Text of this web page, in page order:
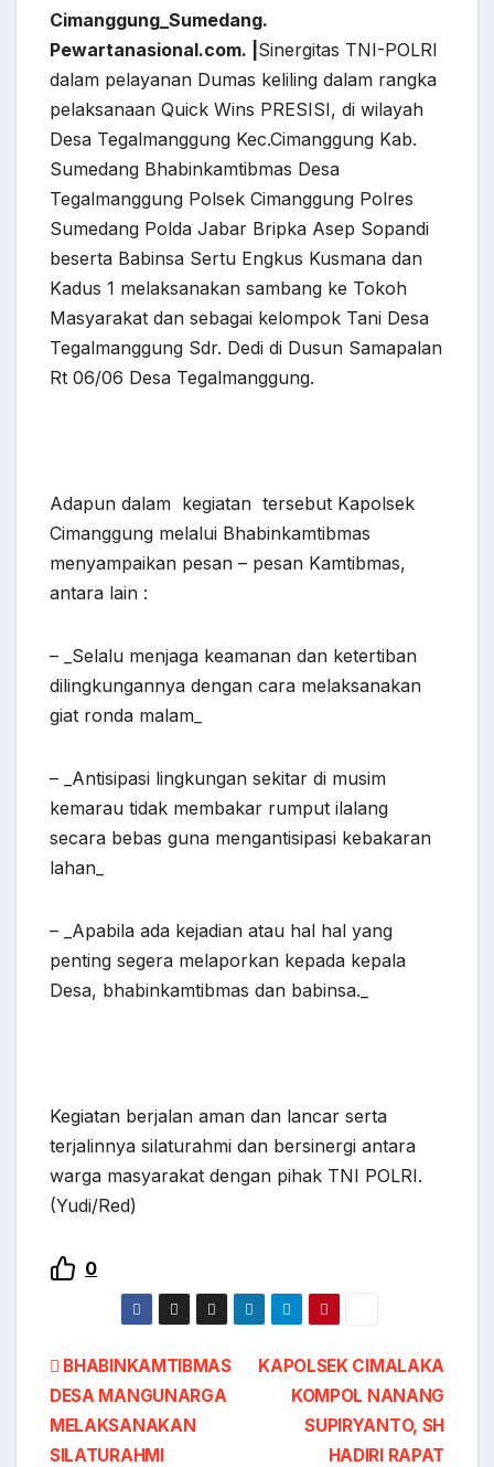
Cimanggung_Sumedang.
Pewartanasional.com. | Sinergitas TNI-POLRI
dalam pelayanan Dumas keliling dalam rangka
pelaksanaan Quick Wins PRESISI, di wilayah
Desa Tegalmanggung Kec.Cimanggung Kab.
Sumedang Bhabinkamtibmas Desa
Tegalmanggung Polsek Cimanggung Polres
Sumedang Polda Jabar Bripka Asep Sopandi
beserta Babinsa Sertu Engkus Kusmana dan
Kadus 1 melaksanakan sambang ke Tokoh
Masyarakat dan sebagai kelompok Tani Desa
Tegalmanggung Sdr. Dedi di Dusun Samapalan
Rt 06/06 Desa Tegalmanggung.
Adapun dalam kegiatan tersebut Kapolsek
Cimanggung melalui Bhabinkamtibmas
menyampaikan pesan – pesan Kamtibmas,
antara lain :
– _Selalu menjaga keamanan dan ketertiban
dilingkungannya dengan cara melaksanakan
giat ronda malam_
– _Antisipasi lingkungan sekitar di musim
kemarau tidak membakar rumput ilalang
secara bebas guna mengantisipasi kebakaran
lahan_
– _Apabila ada kejadian atau hal hal yang
penting segera melaporkan kepada kepala
Desa, bhabinkamtibmas dan babinsa._
Kegiatan berjalan aman dan lancar serta
terjalinnya silaturahmi dan bersinergi antara
warga masyarakat dengan pihak TNI POLRI.
(Yudi/Red)
0
KAPOLSEK CIMALAKA
KOMPOL NANANG
SUPIRYANTO, SH
HADIRI RAPAT
BHABINKAMTIBMAS
DESA MANGUNARGA
MELAKSANAKAN
SILATURAHMI